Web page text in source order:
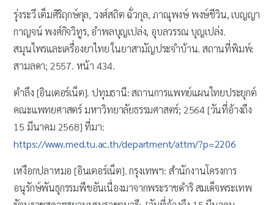
รุ่งระวี เต็มศิริฤกษ์กุล, วงศ์สถิต ฉั่วกุล, ภาณุพงษ์ พงษ์ชีวิน, เบญญา
กาญจน์ พงศ์กิจวิทูร, อำพลบุญเปล่ง, อุบลวรรณ บุญเปล่ง.
สมุนไพรและเครื่องยาไทย ในยาสามัญประจำบ้าน. สถานที่พิมพ์:
สามลดา; 2557. หน้า 434.
ตำลึง [อินเตอร์เน็ต]. ปทุมธานี: สถานการแพทย์แผนไทยประยุกต์
คณะแพทยศาสตร์ มหาวิทยาลัยธรรมศาสตร์; 2564 [วันที่อ้างถึง
15 มีนาคม 2568] ที่มา:
https://www.med.tu.ac.th/department/attm/?p=2206
เหงือกปลาหมอ [อินเตอร์เน็ต]. กรุงเทพฯ: สำนักงานโครงการ
อนุรักษ์พันธุกรรมพืชอันเนื่องมาจากพระราชดำริ สมเด็จพระเทพ